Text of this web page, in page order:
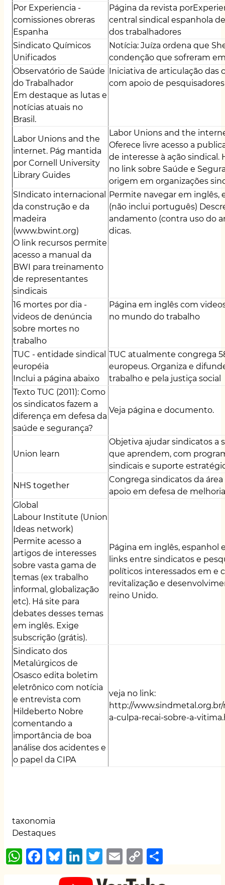
Por Experiencia -
comissiones obreras
Espanha
Página da revista
central sindical espanhola
dos trabalhadores
Sindicato Químicos
Unificados
Notícia: Juíza ordena que
condenção que sofreram
Observatório de Saúde
do Trabalhador
Em destaque as lutas e
notícias atuais no
Brasil.
Iniciativa de articulação das
com apoio de
Labor Unions and the
internet. Pág mantida
por Cornell University
Library Guides
Labor Unions and the
Oferece livre acesso a
de interesse à ação sindical.
no link sobre Saúde e
origem em organizações
SIndicato internacional
da construção e da
madeira
(www.bwint.org)
O link recursos permite
acesso a manual da
BWI para treinamento
de representantes
sindicais
Permite navegar em inglês,
(não inclui português)
andamento (contra uso do
dicas.
16 mortes por dia -
videos de denúncia
sobre mortes no
trabalho
Página em inglês com
no mundo do trabalho
TUC - entidade sindical
européia
Inclui a página abaixo
TUC atualmente congrega
europeus. Organiza e
trabalho e pela justiça social
Texto TUC (2011): Como
os sindicatos fazem a
diferença em defesa da
saúde e segurança?
Veja página e documento.
Union learn
Objetiva ajudar sindicatos a
que aprendem, com
sindicais e suporte
NHS together
Congrega sindicatos da
apoio em defesa de
Global
Labour Institute (Union
Ideas network)
Permite acesso a
artigos de interesses
sobre vasta gama de
temas (ex trabalho
informal, globalização
etc). Há site para
debates desses temas
em inglês. Exige
subscrição (grátis).
Página em inglês, espanhol
links entre sindicatos e
políticos interessados em e
revitalização e
reino Unido.
Sindicato dos
Metalúrgicos de
Osasco edita boletim
eletrônico com notícia
e entrevista com
Hildeberto Nobre
comentando a
importância de boa
análise dos acidentes e
o papel da CIPA
veja no link:
http://www.sindmetal.org.br/
a-culpa-recai-sobre-a-
taxonomia
Destaques
W
h
F
a
B
lu
Li
n
T
w
E
m
C
o